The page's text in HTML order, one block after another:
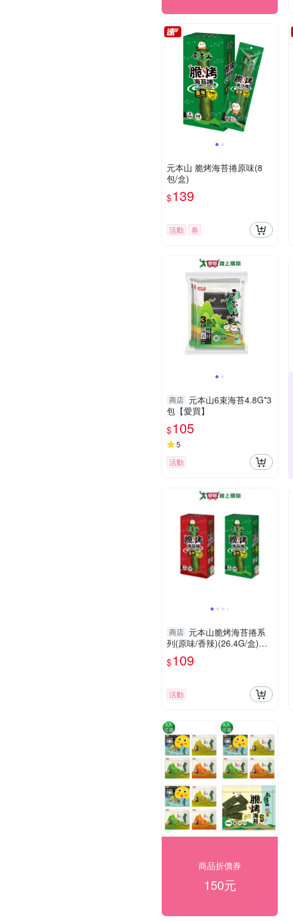
元本山 脆烤海苔捲原味(8
包/盒)
$139
活動 券
商店 元本山6束海苔4.8G*3
包【愛買】
$105
5
活動
商店 元本山脆烤海苔捲系
列(原味/香辣)(26.4G/盒)
【愛買】
$109
活動
商品折價券
150元